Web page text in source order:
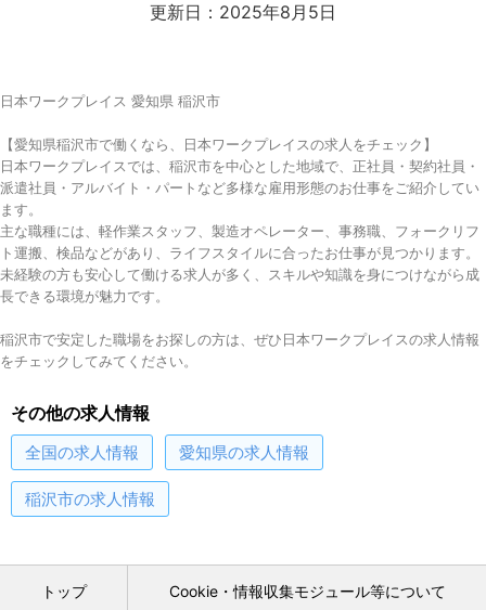
更新日：2025年8月5日
日本ワークプレイス 愛知県 稲沢市
【愛知県稲沢市で働くなら、日本ワークプレイスの求人をチェック】
日本ワークプレイスでは、稲沢市を中心とした地域で、正社員・契約社員・
派遣社員・アルバイト・パートなど多様な雇用形態のお仕事をご紹介してい
ます。
主な職種には、軽作業スタッフ、製造オペレーター、事務職、フォークリフ
ト運搬、検品などがあり、ライフスタイルに合ったお仕事が見つかります。
未経験の方も安心して働ける求人が多く、スキルや知識を身につけながら成
長できる環境が魅力です。
稲沢市で安定した職場をお探しの方は、ぜひ日本ワークプレイスの求人情報
をチェックしてみてください。
その他の求人情報
全国の求人情報 愛知県の求人情報
稲沢市の求人情報
トップ Cookie・情報収集モジュール等について